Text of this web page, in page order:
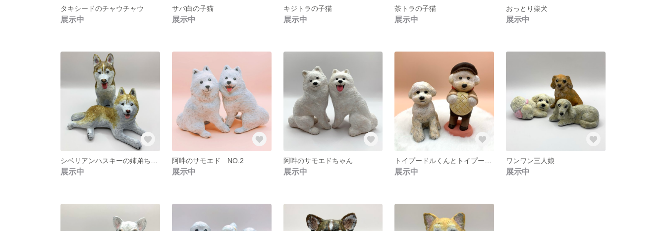
タキシードのチャウチャウ
展示中
サバ白の子猫
展示中
キジトラの子猫
展示中
茶トラの子猫
展示中
おっとり柴犬
展示中
展示中
阿吽のサモエド NO.2
展示中
阿吽のサモエドちゃん
展示中 展示中
ワンワン三人娘
展示中